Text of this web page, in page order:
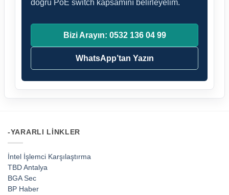
doğru PoE switch kapsamını belirleyelim.
Bizi Arayın: 0532 136 04 99
WhatsApp’tan Yazın
-YARARLI LINKLER
İntel İşlemci Karşılaştırma
TBD Antalya
BGA Sec
BP Haber